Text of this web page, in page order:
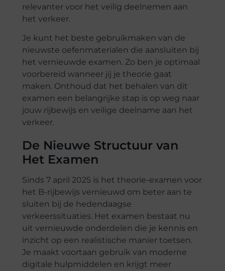
relevanter voor het veilig deelnemen aan
het verkeer.
Je kunt het beste gebruikmaken van de
nieuwste oefenmaterialen die aansluiten bij
het vernieuwde examen. Zo ben je optimaal
voorbereid wanneer jij je theorie gaat
maken. Onthoud dat het behalen van dit
examen een belangrijke stap is op weg naar
jouw rijbewijs en veilige deelname aan het
verkeer.
De Nieuwe Structuur van
Het Examen
Sinds 7 april 2025 is het theorie-examen voor
het B-rijbewijs vernieuwd om beter aan te
sluiten bij de hedendaagse
verkeerssituaties. Het examen bestaat nu
uit vernieuwde onderdelen die je kennis en
inzicht op een realistische manier toetsen.
Je maakt voortaan gebruik van moderne
digitale hulpmiddelen en krijgt meer